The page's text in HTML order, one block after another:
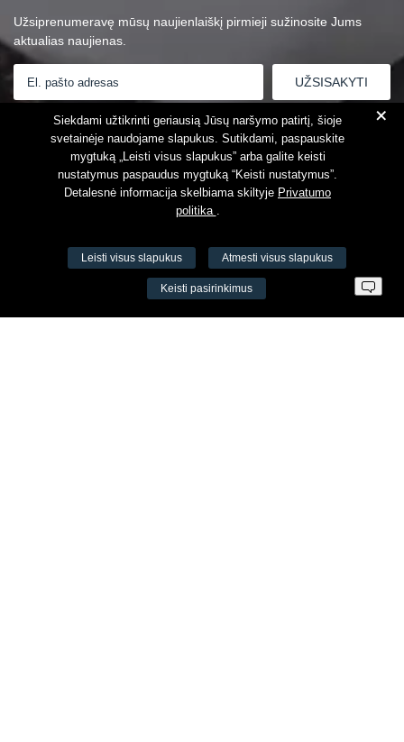
Užsiprenumeravę mūsų naujienlaiškį pirmieji sužinosite Jums
aktualias naujienas.
Susipažinau suPrivatumo politika
VŠĮ Fitneso mokymo centras AEROMIX
+
Siekdami užtikrinti geriausią Jūsų naršymo patirtį, šioje
svetainėje naudojame slapukus. Sutikdami, paspauskite
mygtuką „Leisti visus slapukus” arba galite keisti
nustatymus paspaudus mygtuką “Keisti nustatymus”.
Detalesnė informacija skelbiama skiltyje Privatumo
politika .
Leisti visus slapukus Atmesti visus slapukus
Keisti pasirinkimus